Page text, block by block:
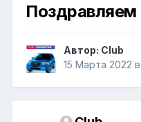
Автор: Club
15 Марта 2022 в